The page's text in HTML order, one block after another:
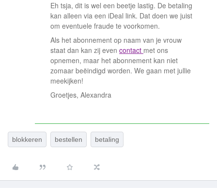
Eh tsja, dit is wel een beetje lastig. De betaling
kan alleen via een iDeal link. Dat doen we juist
om eventuele fraude te voorkomen.
Als het abonnement op naam van je vrouw
staat dan kan zij even contact met ons
opnemen, maar het abonnement kan niet
zomaar beëindigd worden. We gaan met jullie
meekijken!
Groetjes, Alexandra
blokkeren bestellen betaling